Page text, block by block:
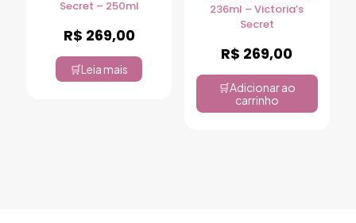
Secret – 250ml
R$ 269,00
Leia mais
236ml – Victoria’s
Secret
R$ 269,00
Adicionar ao
carrinho